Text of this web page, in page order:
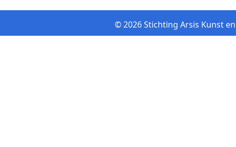
© 2026 Stichting Arsis Kunst